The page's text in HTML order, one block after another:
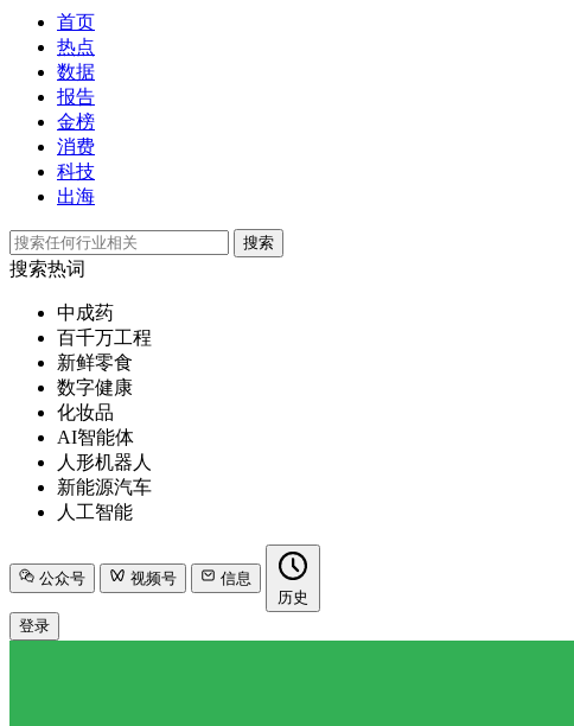
首页
热点
数据
报告
金榜
消费
科技
出海
搜索
搜索热词
中成药
百千万工程
新鲜零食
数字健康
化妆品
AI智能体
人形机器人
新能源汽车
人工智能
公众号 视频号
信息
历史
登录